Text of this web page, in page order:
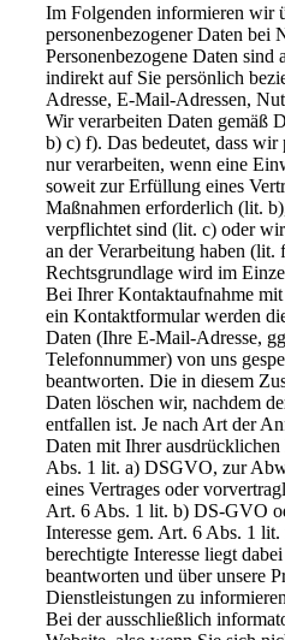
Im Folgenden informieren wir
personenbezogener Daten bei
Personenbezogene Daten
indirekt auf Sie persönlich
Adresse, E-Mail-Adressen,
Wir verarbeiten Daten gemäß
b) c) f). Das bedeutet, dass wir
nur verarbeiten, wenn eine
soweit zur Erfüllung eines
Maßnahmen erforderlich (lit.
verpflichtet sind (lit. c) oder
an der Verarbeitung haben (lit.
Rechtsgrundlage wird im
Bei Ihrer Kontaktaufnahme
ein Kontaktformular werden
Daten (Ihre E-Mail-Adresse,
Telefonnummer) von uns
beantworten. Die in diesem
Daten löschen wir, nachdem
entfallen ist. Je nach Art der
Daten mit Ihrer
Abs. 1 lit. a) DSGVO, zur
eines Vertrages oder
Art. 6 Abs. 1 lit. b) DS-GVO
Interesse gem. Art. 6 Abs. 1
berechtigte Interesse liegt
beantworten und über unsere
Dienstleistungen zu
Bei der ausschließlich